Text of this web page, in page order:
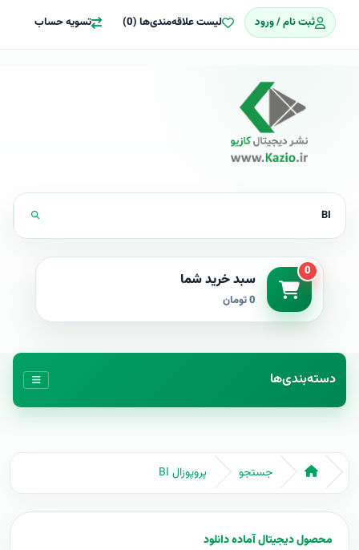
ثبت نام / ورود لیست علاقه‌مندی‌ها (0) تسویه حساب
0 سبد خرید شما
0 تومان
دسته‌بندی‌ها
جستجو پروپوزال BI
محصول دیجیتال آماده دانلود